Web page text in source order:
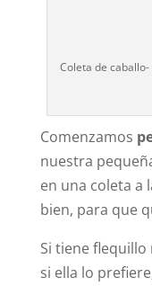
Coleta de
Comenzamos
nuestra
en una coleta a
bien, para que
Si tiene
si ella lo